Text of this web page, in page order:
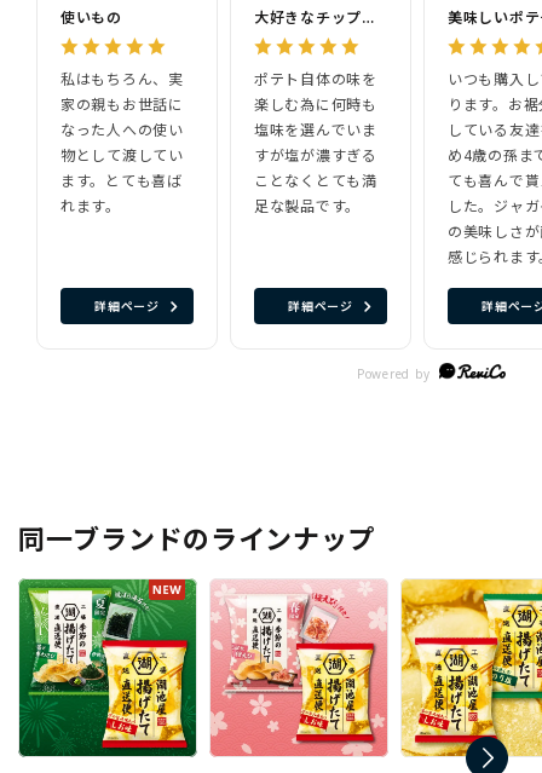
使いもの
詳細ページ
私はもちろん、実
家の親もお世話に
なった人への使い
物として渡してい
ます。とても喜ば
れます。
大好きなチップスです
詳細ページ
ポテト自体の味を
楽しむ為に何時も
塩味を選んでいま
すが塩が濃すぎる
ことなくとても満
足な製品です。
美味しいポ
詳細ペー
いつも購入
ります。お
している友
め4歳の孫ま
ても喜んで
した。ジャ
の美味しさ
感じられま
同一ブランドのラインナップ